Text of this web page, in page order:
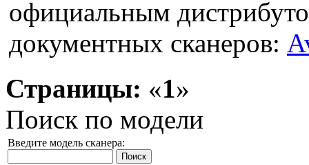
официальным
документных сканеров:
Страницы: «1»
Поиск по модели
Введите модель сканера: